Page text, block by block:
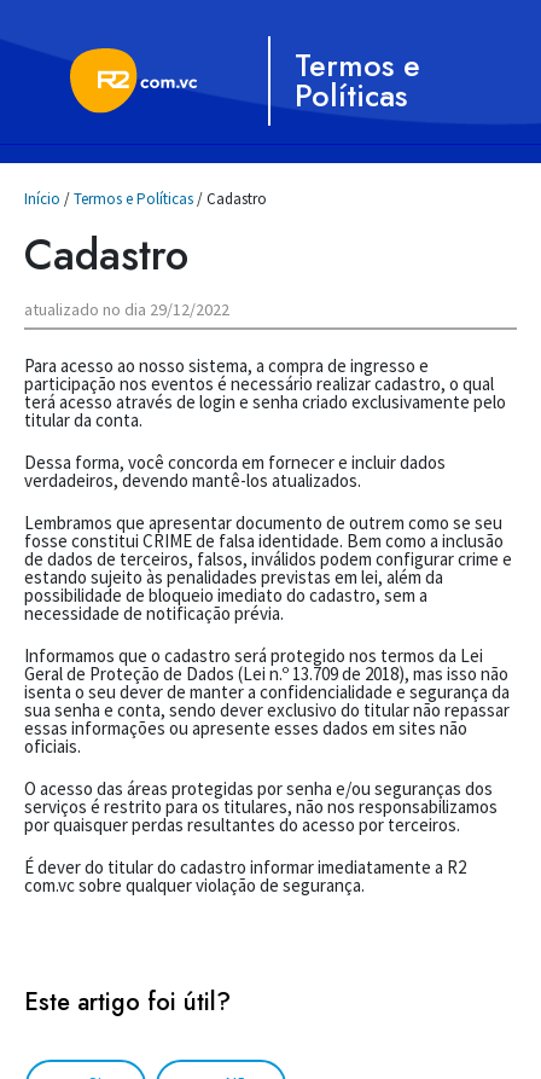
Termos e
Políticas
Início /Termos e Políticas/ Cadastro
Cadastro
atualizado no dia 29/12/2022
Para acesso ao nosso sistema, a compra de ingresso e
participação nos eventos é necessário realizar cadastro, o qual
terá acesso através de login e senha criado exclusivamente pelo
titular da conta.
Dessa forma, você concorda em fornecer e incluir dados
verdadeiros, devendo mantê-los atualizados.
Lembramos que apresentar documento de outrem como se seu
fosse constitui CRIME de falsa identidade. Bem como a inclusão
de dados de terceiros, falsos, inválidos podem configurar crime e
estando sujeito às penalidades previstas em lei, além da
possibilidade de bloqueio imediato do cadastro, sem a
necessidade de notificação prévia.
Informamos que o cadastro será protegido nos termos da Lei
Geral de Proteção de Dados (Lei n.º 13.709 de 2018), mas isso não
isenta o seu dever de manter a confidencialidade e segurança da
sua senha e conta, sendo dever exclusivo do titular não repassar
essas informações ou apresente esses dados em sites não
oficiais.
O acesso das áreas protegidas por senha e/ou seguranças dos
serviços é restrito para os titulares, não nos responsabilizamos
por quaisquer perdas resultantes do acesso por terceiros.
É dever do titular do cadastro informar imediatamente a R2
com.vc sobre qualquer violação de segurança.
Este artigo foi útil?